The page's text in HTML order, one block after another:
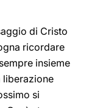
di Cristo
ricordare
insieme
liberazione
si